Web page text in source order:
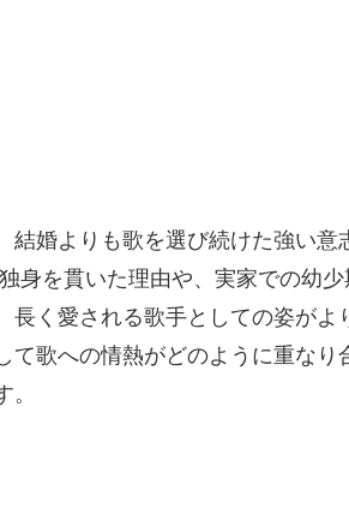
結婚よりも歌を選び続けた強い
身を貫いた理由や、実家での幼
長く愛される歌手としての姿がよ
て歌への情熱がどのように重な